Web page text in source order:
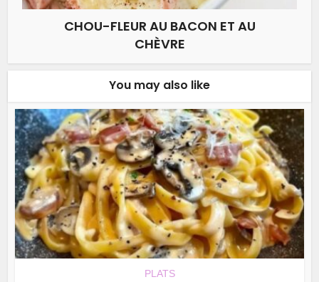
CHOU-FLEUR AU BACON ET AU
CHÈVRE
You may also like
PLATS